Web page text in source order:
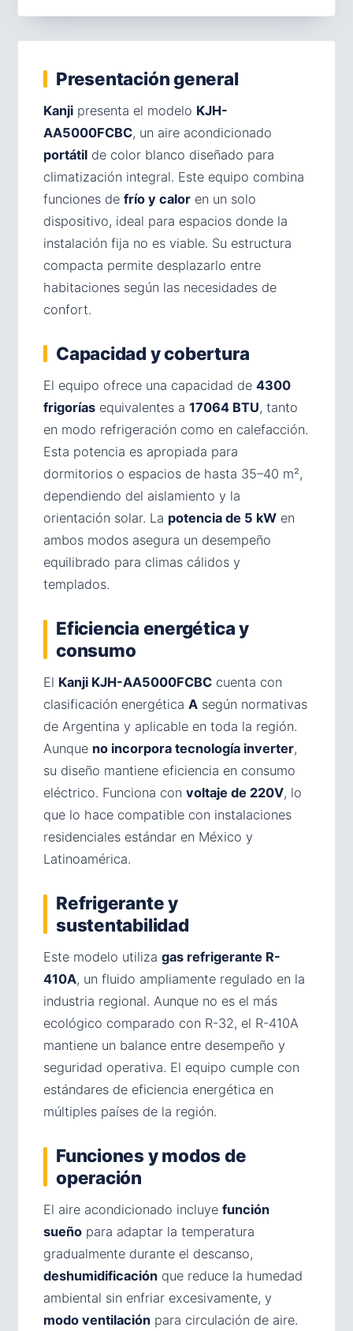
Presentación general
Kanji presenta el modelo KJH-
AA5000FCBC, un aire acondicionado
portátil de color blanco diseñado para
climatización integral. Este equipo combina
funciones de frío y calor en un solo
dispositivo, ideal para espacios donde la
instalación fija no es viable. Su estructura
compacta permite desplazarlo entre
habitaciones según las necesidades de
confort.
Capacidad y cobertura
El equipo ofrece una capacidad de 4300
frigorías equivalentes a 17064 BTU, tanto
en modo refrigeración como en calefacción.
Esta potencia es apropiada para
dormitorios o espacios de hasta 35–40 m²,
dependiendo del aislamiento y la
orientación solar. La potencia de 5 kW en
ambos modos asegura un desempeño
equilibrado para climas cálidos y
templados.
Eficiencia energética y
consumo
El Kanji KJH-AA5000FCBC cuenta con
clasificación energética A según normativas
de Argentina y aplicable en toda la región.
Aunque no incorpora tecnología inverter,
su diseño mantiene eficiencia en consumo
eléctrico. Funciona con voltaje de 220V, lo
que lo hace compatible con instalaciones
residenciales estándar en México y
Latinoamérica.
Refrigerante y
sustentabilidad
Este modelo utiliza gas refrigerante R-
410A, un fluido ampliamente regulado en la
industria regional. Aunque no es el más
ecológico comparado con R-32, el R-410A
mantiene un balance entre desempeño y
seguridad operativa. El equipo cumple con
estándares de eficiencia energética en
múltiples países de la región.
Funciones y modos de
operación
El aire acondicionado incluye función
sueño para adaptar la temperatura
gradualmente durante el descanso,
deshumidificación que reduce la humedad
ambiental sin enfriar excesivamente, y
modo ventilación para circulación de aire.